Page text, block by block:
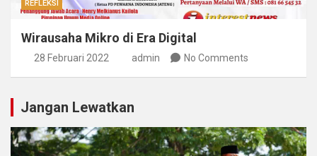
REFLEKSI
Wirausaha Mikro di Era Digital
28 Februari 2022 admin No Comments
Jangan Lewatkan